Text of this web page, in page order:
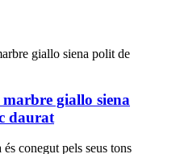
marbre giallo siena
daurat
conegut pels seus tons